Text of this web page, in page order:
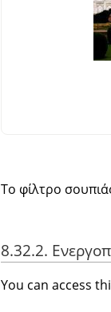
Το φίλτρο
8.32.2.
You can access